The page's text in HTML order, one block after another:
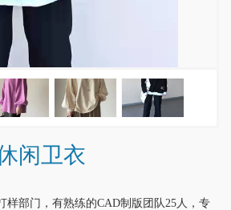
闲卫衣
样部门，有熟练的CAD制版团队25人，专